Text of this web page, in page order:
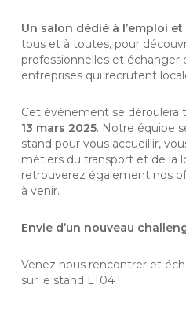
Un salon dédié à l’emploi
tous et à toutes, pour
professionnelles et
entreprises qui recrutent
Cet évènement se déroulera
13 mars 2025. Notre équipe
stand pour vous accueillir,
métiers du transport et de la
retrouverez également nos
à venir.
Envie d’un nouveau
Venez nous rencontrer et
sur le stand LT04 !